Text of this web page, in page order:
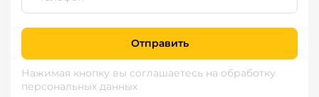
Отправить
Нажимая кнопку вы соглашаетесь на обработку
персональных данных